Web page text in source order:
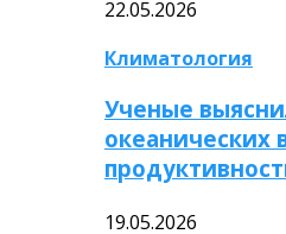
22.05.2026
Климатология
Ученые
океанических
19.05.2026